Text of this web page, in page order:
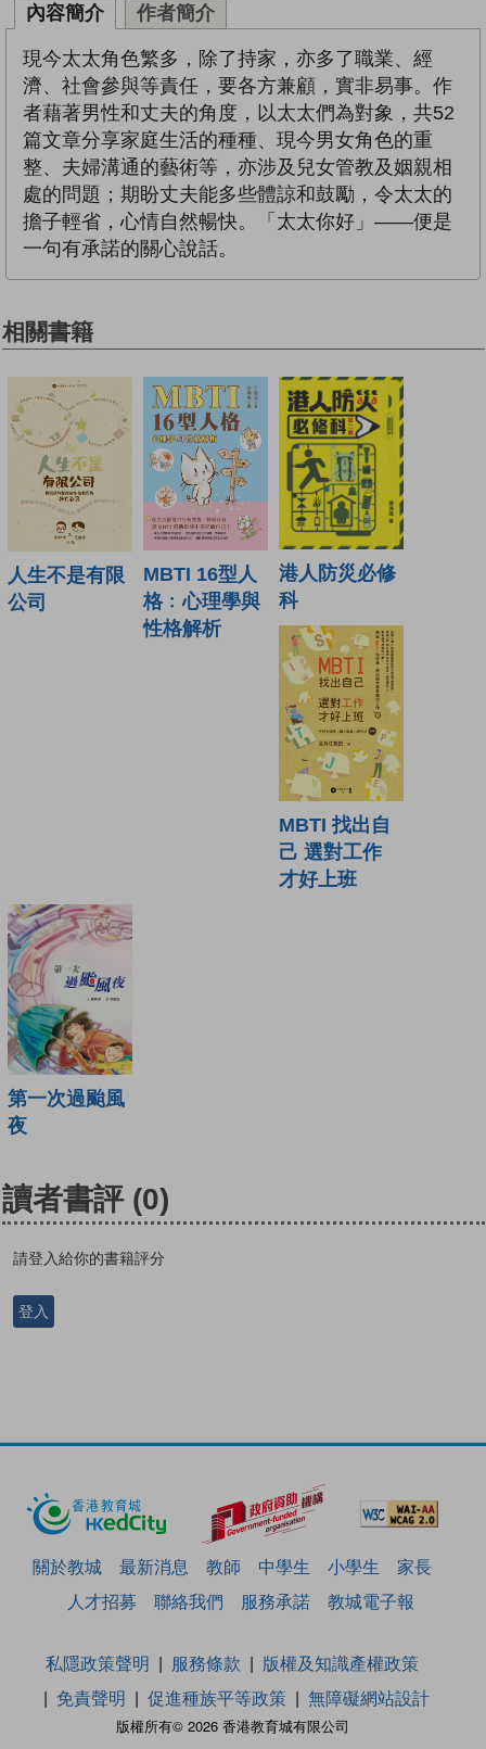
內容簡介 作者簡介
現今太太角色繁多，除了持家，亦多了職業、經
濟、社會參與等責任，要各方兼顧，實非易事。作
者藉著男性和丈夫的角度，以太太們為對象，共52
篇文章分享家庭生活的種種、現今男女角色的重
整、夫婦溝通的藝術等，亦涉及兒女管教及姻親相
處的問題；期盼丈夫能多些體諒和鼓勵，令太太的
擔子輕省，心情自然暢快。「太太你好」——便是
一句有承諾的關心說話。
相關書籍
人生不是有限
公司
MBTI 16型人
格﹕心理學與
性格解析
港人防災必修
科
MBTI 找出自
己 選對工作
才好上班
第一次過颱風
夜
讀者書評 (0)
請登入給你的書籍評分
登入
關於教城 最新消息 教師 中學生 小學生
家長
人才招募
聯絡我們 服務承諾 教城電子報
版權所有© 2026 香港教育城有限公司
私隱政策聲明 服務條款
版權及知識產權政策
免責聲明
促進種族平等政策 無障礙網站設計